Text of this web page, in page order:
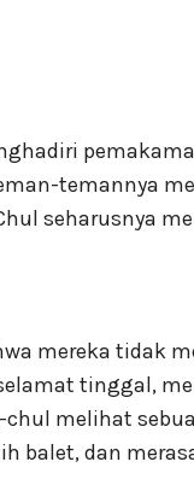
temannya
seharusnya
mereka tidak
tinggal,
chul melihat
balet, dan